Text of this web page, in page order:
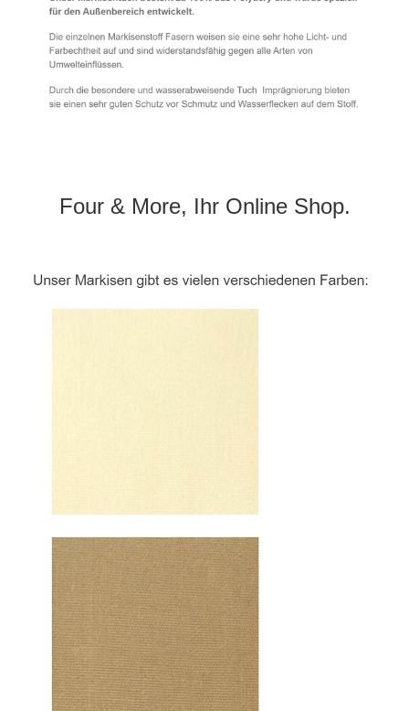
Four & More, Ihr Online Shop.